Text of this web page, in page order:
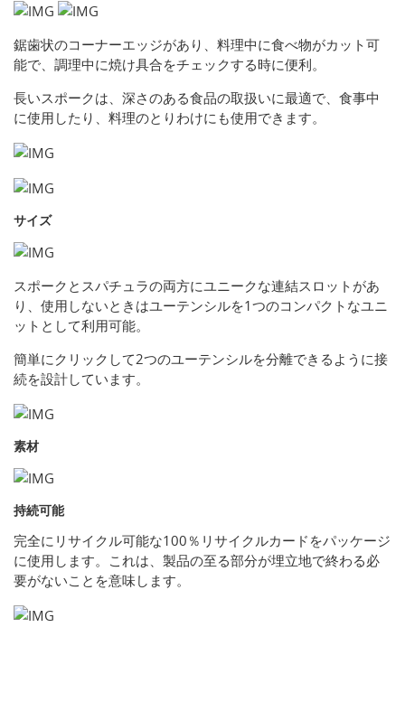
鋸歯状のコーナーエッジがあり、料理中に食べ物がカット可
能で、調理中に焼け具合をチェックする時に便利。
長いスポークは、深さのある食品の取扱いに最適で、食事中
に使用したり、料理のとりわけにも使用できます。
サイズ
スポークとスパチュラの両方にユニークな連結スロットがあ
り、使用しないときはユーテンシルを1つのコンパクトなユニ
ットとして利用可能。
簡単にクリックして2つのユーテンシルを分離できるように接
続を設計しています。
素材
持続可能
完全にリサイクル可能な100％リサイクルカードをパッケージ
に使用します。これは、製品の至る部分が埋立地で終わる必
要がないことを意味します。